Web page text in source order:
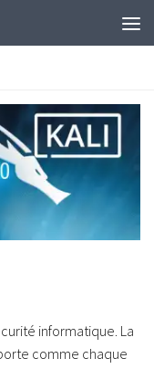
informatique. La
comme chaque